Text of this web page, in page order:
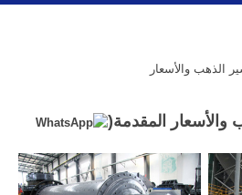
الذهب والأسعار
المقدمة(